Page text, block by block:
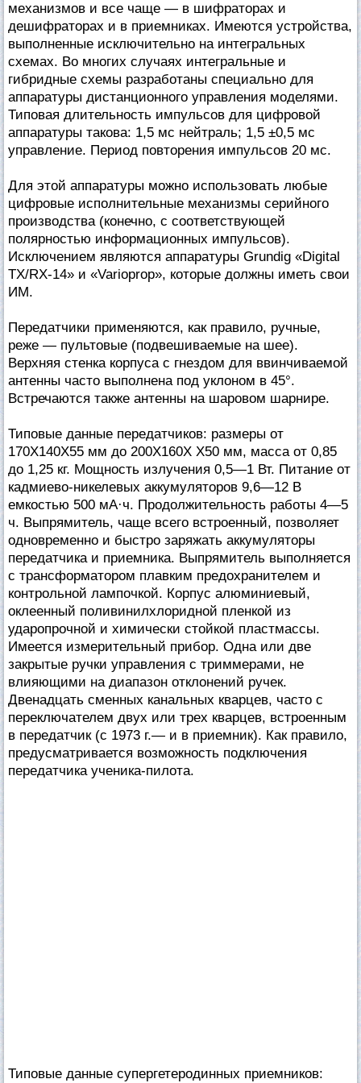
механизмов и все чаще — в шифраторах и
дешифраторах и в приемниках. Имеются устройства,
выполненные исключительно на интегральных
схемах. Во многих случаях интегральные и
гибридные схемы разработаны специально для
аппаратуры дистанционного управления моделями.
Типовая длительность импульсов для цифровой
аппаратуры такова: 1,5 мс нейтраль; 1,5 ±0,5 мс
управление. Период повторения импульсов 20 мс.
Для этой аппаратуры можно использовать любые
цифровые исполнительные механизмы серийного
производства (конечно, с соответствующей
полярностью информационных импульсов).
Исключением являются аппаратуры Grundig «Digital
TX/RX-14» и «Varioprop», которые должны иметь свои
ИМ.
Передатчики применяются, как правило, ручные,
реже — пультовые (подвешиваемые на шее).
Верхняя стенка корпуса с гнездом для ввинчиваемой
антенны часто выполнена под уклоном в 45°.
Встречаются также антенны на шаровом шарнире.
Типовые данные передатчиков: размеры от
170X140X55 мм до 200Х160Х Х50 мм, масса от 0,85
до 1,25 кг. Мощность излучения 0,5—1 Вт. Питание от
кадмиево-никелевых аккумуляторов 9,6—12 В
емкостью 500 мА·ч. Продолжительность работы 4—5
ч. Выпрямитель, чаще всего встроенный, позволяет
одновременно и быстро заряжать аккумуляторы
передатчика и приемника. Выпрямитель выполняется
с трансформатором плавким предохранителем и
контрольной лампочкой. Корпус алюминиевый,
оклеенный поливинилхлоридной пленкой из
ударопрочной и химически стойкой пластмассы.
Имеется измерительный прибор. Одна или две
закрытые ручки управления с триммерами, не
влияющими на диапазон отклонений ручек.
Двенадцать сменных канальных кварцев, часто с
переключателем двух или трех кварцев, встроенным
в передатчик (с 1973 г.— и в приемник). Как правило,
предусматривается возможность подключения
передатчика ученика-пилота.
Типовые данные супергетеродинных приемников: